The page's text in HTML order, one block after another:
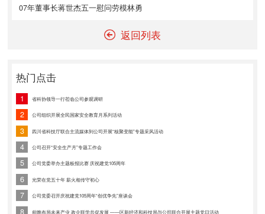
07年董事长蒋世杰五一慰问劳模林勇
返回列表
热门点击
1 省科协领导一行莅临公司参观调研
2 公司组织开展全民国家安全教育月系列活动
3 四川省科技厅联合主流媒体到公司开展“核聚变能”专题采风活动
4 公司召开“安全生产月”专题工作会
5 公司党委举办主题板报比赛 庆祝建党105周年
6 光荣在党五十年 薪火相传守初心
7 公司党委召开庆祝建党105周年“创优争先”座谈会
8 前瞻布局未来产业 政企联学共促发展 ——区新经济和科技局与公司联合开展主题党日活动